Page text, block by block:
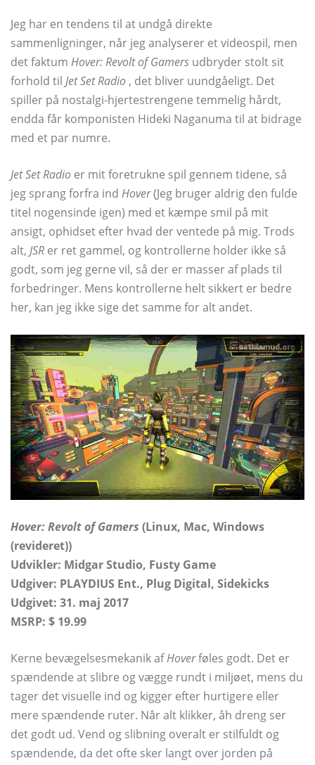
Jeg har en tendens til at undgå direkte
sammenligninger, når jeg analyserer et videospil, men
det faktum Hover: Revolt of Gamers udbryder stolt sit
forhold til Jet Set Radio , det bliver uundgåeligt. Det
spiller på nostalgi-hjertestrengene temmelig hårdt,
endda får komponisten Hideki Naganuma til at bidrage
med et par numre.
Jet Set Radio er mit foretrukne spil gennem tidene, så
jeg sprang forfra ind Hover(Jeg bruger aldrig den fulde
titel nogensinde igen) med et kæmpe smil på mit
ansigt, ophidset efter hvad der ventede på mig. Trods
alt, JSR er ret gammel, og kontrollerne holder ikke så
godt, som jeg gerne vil, så der er masser af plads til
forbedringer. Mens kontrollerne helt sikkert er bedre
her, kan jeg ikke sige det samme for alt andet.
Hover: Revolt of Gamers (Linux, Mac, Windows
(revideret))
Udvikler: Midgar Studio, Fusty Game
Udgiver: PLAYDIUS Ent., Plug Digital, Sidekicks
Udgivet: 31. maj 2017
MSRP: $ 19.99
Kerne bevægelsesmekanik afHoverføles godt. Det er
spændende at slibre og vægge rundt i miljøet, mens du
tager det visuelle ind og kigger efter hurtigere eller
mere spændende ruter. Når alt klikker, åh dreng ser
det godt ud. Vend og slibning overalt er stilfuldt og
spændende, da det ofte sker langt over jorden på